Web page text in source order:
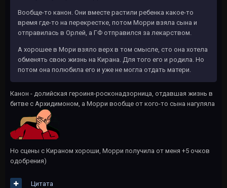
Вообще-то канон. Они вместе растили ребенка какое-то
время где-то на перекрестке, потом Морри взяла сына и
отправилась в Орлей, а ГФ отправился за лекарством.
А хорошее в Мори взяло верх в том смысле, сто она хотела
обменять свою жизнь на Кирана. Для того его и родила. Но
потом она полюбила его и уже не могла отдать матери.
Канон - долийская героиня-росконадзорница, отдавшая жизнь в
битве с Архидимоном, а Морри вообще от кого-то сына нагуляла
Но сцены с Кираном хороши, Морри получила от меня +5 очков
одобрения)
Цитата